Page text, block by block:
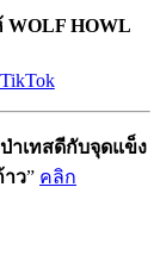
WOLF HOWL
TikTok
าเทสดีกับจุดแข็ง
าว” คลิก